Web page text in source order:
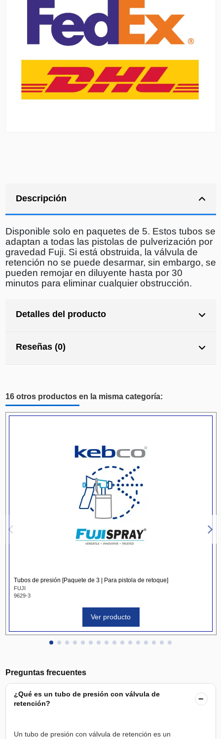
Descripción
Disponible solo en paquetes de 5. Estos tubos se
adaptan a todas las pistolas de pulverización por
gravedad Fuji. Si está obstruida, la válvula de
retención no se puede desarmar, sin embargo, se
pueden remojar en diluyente hasta por 30
minutos para eliminar cualquier obstrucción.
Detalles del producto
Reseñas (0)
16 otros productos en la misma categoría:
Tubos de presión [Paquete de 3 | Para pistola de retoque]
FUJI
9629-3
Ver producto
Preguntas frecuentes
¿Qué es un tubo de presión con válvula de
retención?
−
Un tubo de presión con válvula de retención es un